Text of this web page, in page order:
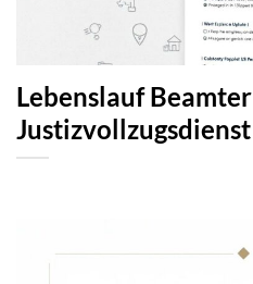
Lebenslauf Beamter
Justizvollzugsdienst